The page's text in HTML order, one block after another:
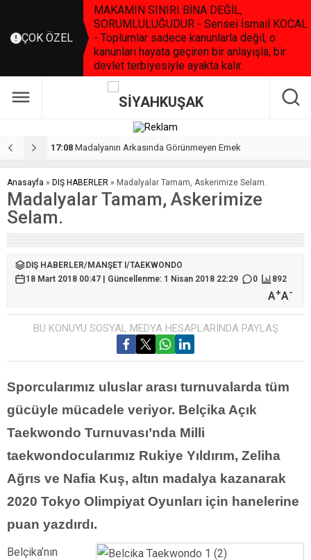
ÇOK ÖZEL
MAKAMIN SINIRI BİNA DEĞİL,
SORUMLULUĞUDUR - Sensei İsmail KOCAL
- Toplumlar sadece kanunlarla değil, o
kanunları hayata geçiren bir anlayışla, bir
devlet terbiyesiyle ayakta kalır.
17:08 Madalyanın Arkasında Görünmeyen Emek
Anasayfa » DIŞ HABERLER » Madalyalar Tamam, Askerimize Selam.
Madalyalar Tamam, Askerimize
Selam.
DIŞ HABERLER/MANŞET I /TAEKWONDO
18 Mart 2018 00:47 | Güncellenme: 1 Nisan 2018 22:29
0 892
A+A-
BU KONUYU SOSYAL MEDYA HESAPLARINDA PAYLAŞ
Sporcularımız uluslar arası turnuvalarda tüm
gücüyle mücadele veriyor. Belçika Açık
Taekwondo Turnuvası’nda Milli
taekwondocularımız Rukiye Yıldırım, Zeliha
Ağrıs ve Nafia Kuş, altın madalya kazanarak
2020 Tokyo Olimpiyat Oyunları için hanelerine
puan yazdırdı.
Belçika’nın